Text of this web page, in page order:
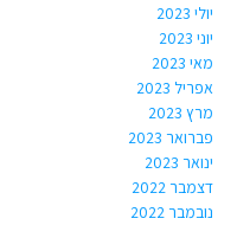
יולי 2023
יוני 2023
מאי 2023
אפריל 2023
מרץ 2023
פברואר 2023
ינואר 2023
דצמבר 2022
נובמבר 2022